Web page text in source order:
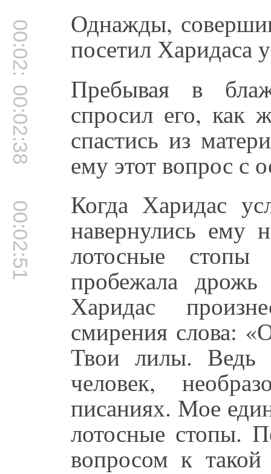
00:02:31 Однажды,
посетил Харидаса
00:02:38 Пребывая в
спросил его, как
спастись из
ему этот вопрос с
00:02:51 Когда Харидас
навернулись ему
лотосные
пробежала дрожь
Харидас
смирения слова:
Твои лилы.
человек,
писаниях. Мое
лотосные стопы.
вопросом к